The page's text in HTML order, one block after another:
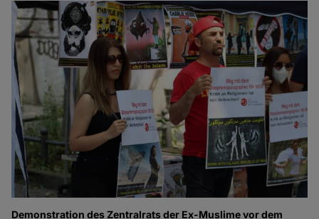
Demonstration des Zentralrats der Ex-Muslime vor dem